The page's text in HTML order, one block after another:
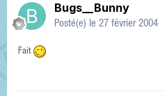
Bugs__Bunny
Posté(e) le 27 février 2004
Fait